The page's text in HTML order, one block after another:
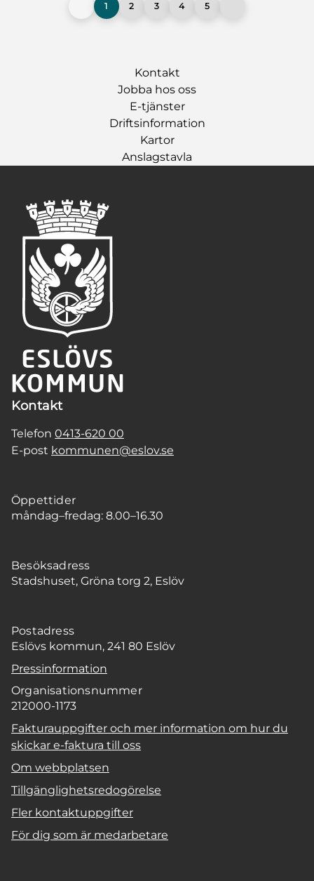
1 2 3 4 5
Kontakt
Jobba hos oss
E-tjänster
Driftsinformation
Kartor
Anslagstavla
Kontakt
Telefon 0413-620 00
E-post kommunen@eslov.se
Öppettider
måndag–fredag: 8.00–16.30
Besöksadress
Stadshuset, Gröna torg 2, Eslöv
Postadress
Eslövs kommun, 241 80 Eslöv
Pressinformation
Organisationsnummer
212000-1173
Fakturauppgifter och mer information om hur du
skickar e-faktura till oss
Om webbplatsen
Tillgänglighetsredogörelse
Fler kontaktuppgifter
För dig som är medarbetare